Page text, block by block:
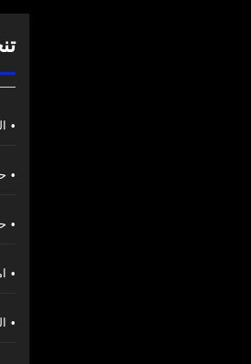
•
•
•
•
•